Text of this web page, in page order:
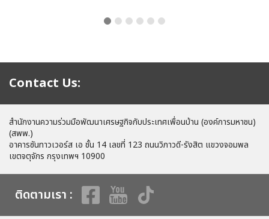
Contact Us:
สำนักงานความร่วมมือพัฒนาเศรษฐกิจกับประเทศเพื่อนบ้าน (องค์การมหาชน)
(สพพ.)
อาคารซันทาวเวอร์ส เอ ชั้น 14 เลขที่ 123 ถนนวิภาวดี-รังสิต แขวงจอมพล
เขตจตุจักร กรุงเทพฯ 10900
ติดตามเรา :